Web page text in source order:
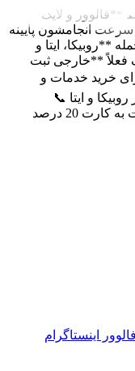
و لایک
پایینه
ایتا و
ثبت
و
📞
09214577931💚با شارژ پنل به صورت کارت به کارت 20 درصد